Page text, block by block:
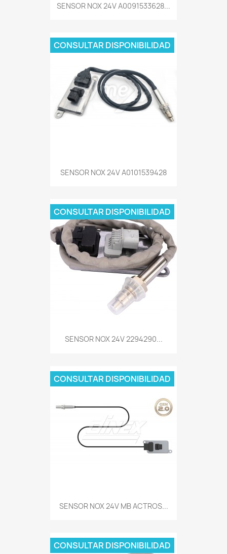
SENSOR NOX 24V A0091533628...
SENSOR NOX 24V A0101539428
CONSULTAR DISPONIBILIDAD
SENSOR NOX 24V 2294290...
CONSULTAR DISPONIBILIDAD
SENSOR NOX 24V MB ACTROS...
CONSULTAR DISPONIBILIDAD
CONSULTAR DISPONIBILIDAD